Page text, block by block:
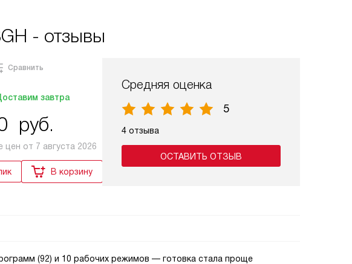
- отзывы
Сравнить
завтра
руб.
цен от 7 августа 2026
В корзину
Средняя оценка
5
4 отзыва
ОСТАВИТЬ ОТЗЫВ
(92) и 10 рабочих режимов — готовка стала проще